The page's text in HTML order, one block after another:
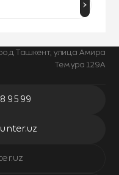
Ташкент, улица Амира
Темура 129А
95 99